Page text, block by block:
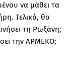
να μάθει τα
Τελικά, θα
τη Ρωξάνη;
την ΑΡΜΕΚΟ;